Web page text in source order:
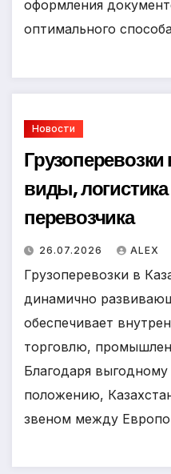
оформления
оптимального
Новости
Грузоперевозки
виды,
перевозчика
26.07.2026 ALEX
Грузоперевозки в
динамично
обеспечивает
торговлю,
Благодаря выгодному
положению,
звеном между